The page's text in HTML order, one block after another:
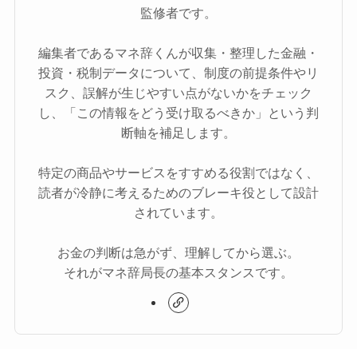
監修者です。
編集者であるマネ辞くんが収集・整理した金融・
投資・税制データについて、制度の前提条件やリ
スク、誤解が生じやすい点がないかをチェック
し、「この情報をどう受け取るべきか」という判
断軸を補足します。
特定の商品やサービスをすすめる役割ではなく、
読者が冷静に考えるためのブレーキ役として設計
されています。
お金の判断は急がず、理解してから選ぶ。
それがマネ辞局長の基本スタンスです。